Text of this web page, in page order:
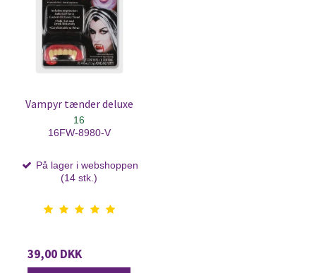
Vampyr tænder deluxe
16
16FW-8980-V
På lager i webshoppen
(14 stk.)
39,00 DKK